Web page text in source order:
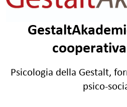
Psicologia della Gestalt,
psico-